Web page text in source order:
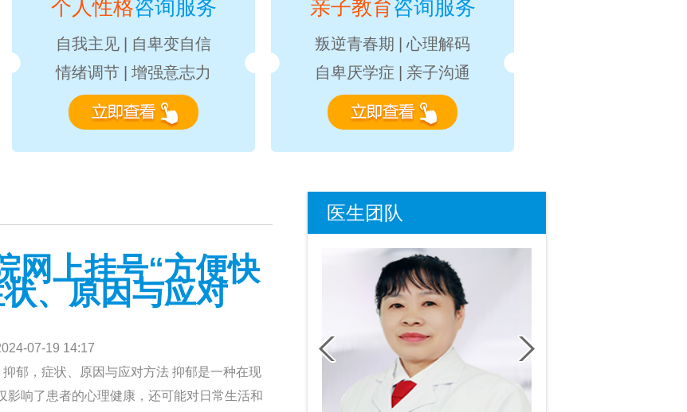
个人性格咨询服务
自我主见
自卑变自信
情绪调节
增强意志力
亲子教育咨询服务
叛逆青春期
心理解码
自卑厌学症
亲子沟通
网上挂号“方便快
、原因与应对
07-19 14:17
，症状、原因与应对方法 抑郁是一种在现
影响了患者的心理健康，还可能对日常生活和
医生团队